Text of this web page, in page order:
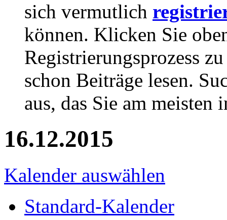
sich vermutlich
können. Klicken Sie
Registrierungsprozess
schon Beiträge lesen.
aus, das Sie am meisten
16.12.2015
Kalender auswählen
Standard-Kalender